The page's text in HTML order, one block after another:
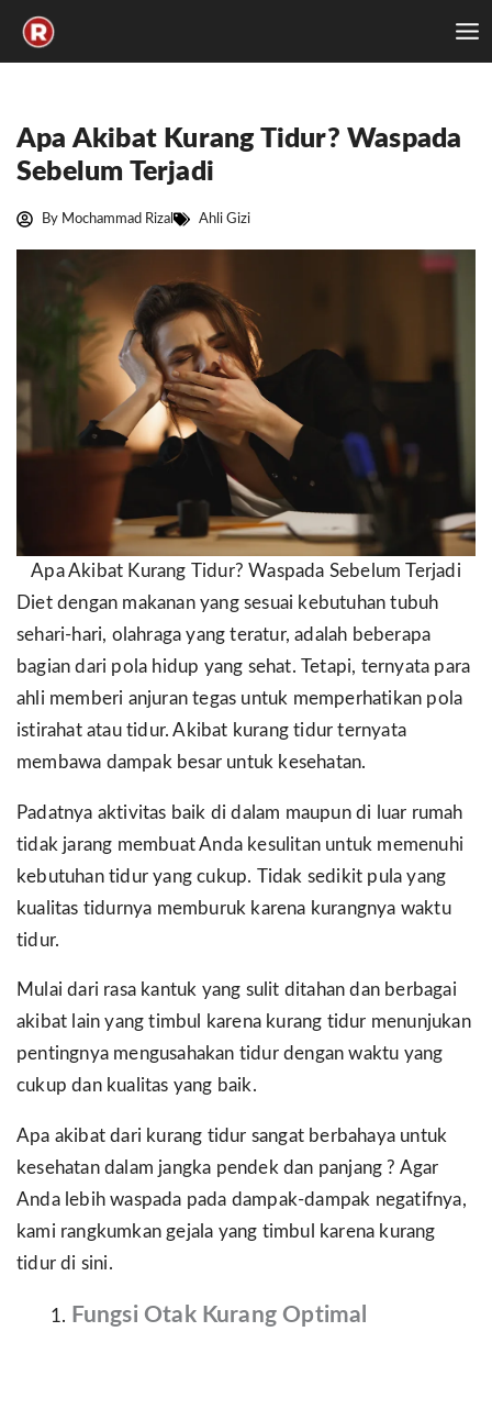
content
Apa Akibat Kurang Tidur? Waspada
Sebelum Terjadi
By Mochammad Rizal Ahli Gizi
Apa Akibat Kurang Tidur? Waspada Sebelum Terjadi
Diet dengan makanan yang sesuai kebutuhan tubuh
sehari-hari, olahraga yang teratur, adalah beberapa
bagian dari pola hidup yang sehat. Tetapi, ternyata para
ahli memberi anjuran tegas untuk memperhatikan pola
istirahat atau tidur. Akibat kurang tidur ternyata
membawa dampak besar untuk kesehatan.
Padatnya aktivitas baik di dalam maupun di luar rumah
tidak jarang membuat Anda kesulitan untuk memenuhi
kebutuhan tidur yang cukup. Tidak sedikit pula yang
kualitas tidurnya memburuk karena kurangnya waktu
tidur.
Mulai dari rasa kantuk yang sulit ditahan dan berbagai
akibat lain yang timbul karena kurang tidur menunjukan
pentingnya mengusahakan tidur dengan waktu yang
cukup dan kualitas yang baik.
Apa akibat dari kurang tidur sangat berbahaya untuk
kesehatan dalam jangka pendek dan panjang ? Agar
Anda lebih waspada pada dampak-dampak negatifnya,
kami rangkumkan gejala yang timbul karena kurang
tidur di sini.
Fungsi Otak Kurang Optimal